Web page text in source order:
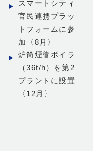
スマートシティ
官民連携プラッ
トフォームに参
加〈8月〉
炉筒煙管ボイラ
（36t/h）を第2
プラントに設置
〈12月〉